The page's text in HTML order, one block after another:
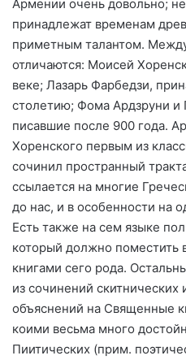
Армении очень довольно;
принадлежат временам
приметным талантом.
отличаются: Моисей
веке; Лазарь Фарбедзи,
столетию; Фома Ардзруни и
писавшие после 900 года.
Хоренского первым из
сочинил пространный
ссылается на многие
до нас, и в особенности на
Есть также на сем языке
который должно поместить
книгами сего рода.
из сочинений скитнических
объяснений на Священные
коими весьма много
Пиитических (прим.